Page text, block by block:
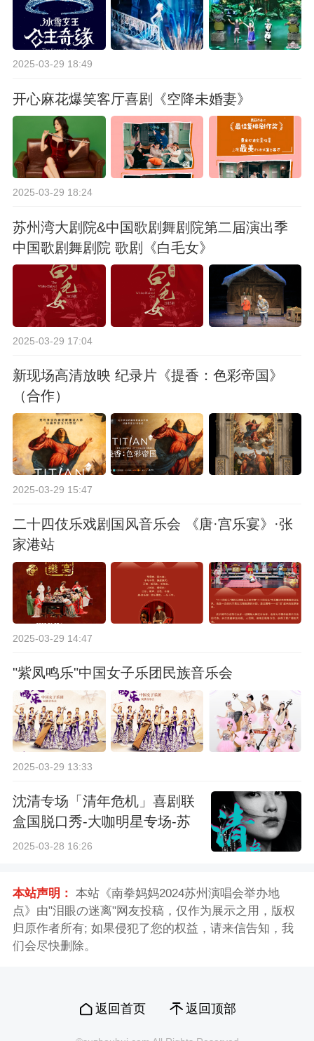
2025-03-29 18:49
开心麻花爆笑客厅喜剧《空降未婚妻》
2025-03-29 18:24
苏州湾大剧院&中国歌剧舞剧院第二届演出季
中国歌剧舞剧院 歌剧《白毛女》
2025-03-29 17:04
新现场高清放映 纪录片《提香：色彩帝国》
（合作）
2025-03-29 15:47
二十四伎乐戏剧国风音乐会 《唐·宫乐宴》·张
家港站
2025-03-29 14:47
"紫凤鸣乐"中国女子乐团民族音乐会
2025-03-29 13:33
沈清专场「清年危机」喜剧联
盒国脱口秀-大咖明星专场-苏
州站
2025-03-28 16:26
本站声明： 本站《南拳妈妈2024苏州演唱会举办地
点》由"泪眼の迷离"网友投稿，仅作为展示之用，版权
归原作者所有; 如果侵犯了您的权益，请来信告知，我
们会尽快删除。
返回首页 返回顶部